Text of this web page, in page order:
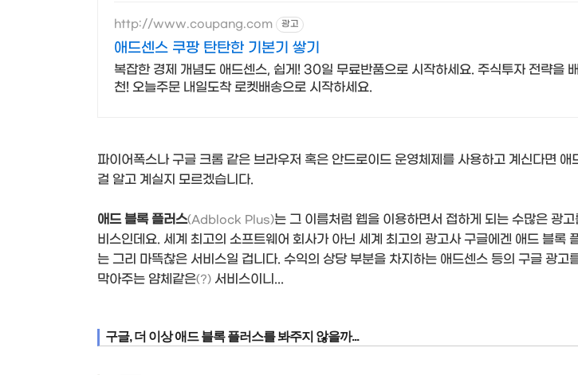
http://www.coupang.com 광고
애드센스 쿠팡 탄탄한 기본기 쌓기
복잡한 경제 개념도 애드센스, 쉽게! 30일 무료반품으로 시작하세요. 주식투자 전략을
천! 오늘주문 내일도착 로켓배송으로 시작하세요.
파이어폭스나 구글 크롬 같은 브라우저 혹은 안드로이드 운영체제를 사용하고 계신다면 애
걸 알고 계실지 모르겠습니다.
애드 블록 플러스(Adblock Plus)는 그 이름처럼 웹을 이용하면서 접하게 되는 수많은 광
비스인데요. 세계 최고의 소프트웨어 회사가 아닌 세계 최고의 광고사 구글에겐 애드 블록
는 그리 마뜩찮은 서비스일 겁니다. 수익의 상당 부분을 차지하는 애드센스 등의 구글 광고
막아주는 얌체같은(?) 서비스이니...
구글, 더 이상 애드 블록 플러스를 봐주지 않을까...